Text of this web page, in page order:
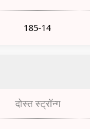
185-14
दोस्त स्ट्रॉन्ग